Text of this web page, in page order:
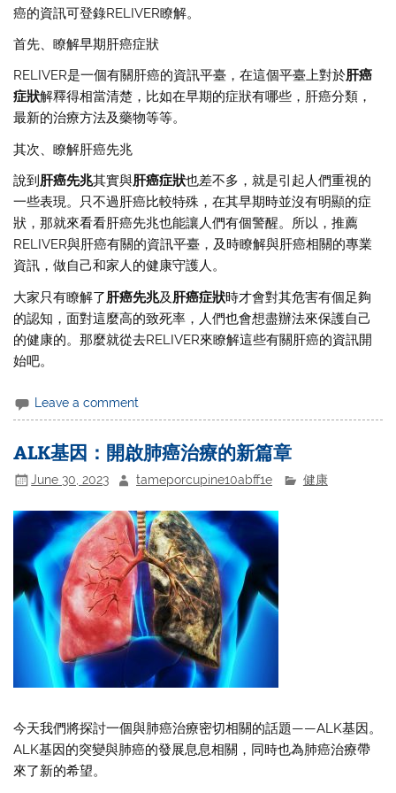
癌的資訊可登錄RELIVER瞭解。
首先、瞭解早期肝癌症狀
RELIVER是一個有關肝癌的資訊平臺，在這個平臺上對於肝癌
症狀解釋得相當清楚，比如在早期的症狀有哪些，肝癌分類，
最新的治療方法及藥物等等。
其次、瞭解肝癌先兆
說到 肝癌先兆其實與肝癌症狀也差不多，就是引起人們重視的
一些表現。只不過肝癌比較特殊，在其早期時並沒有明顯的症
狀，那就來看看肝癌先兆也能讓人們有個警醒。所以，推薦
RELIVER與肝癌有關的資訊平臺，及時瞭解與肝癌相關的專業
資訊，做自己和家人的健康守護人。
大家只有瞭解了肝癌先兆及 肝癌症狀時才會對其危害有個足夠
的認知，面對這麼高的致死率，人們也會想盡辦法來保護自己
的健康的。那麼就從去RELIVER來瞭解這些有關肝癌的資訊開
始吧。
Leave a comment
ALK基因：開啟肺癌治療的新篇章
June 30, 2023 tameporcupine10abff1e 健康
今天我們將探討一個與肺癌治療密切相關的話題——ALK基因。
ALK基因的突變與肺癌的發展息息相關，同時也為肺癌治療帶
來了新的希望。